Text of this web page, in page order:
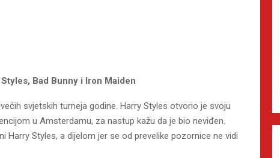
Bad Bunny i Iron Maiden
svjetskih turneja godine. Harry Styles otvorio je svoju
u Amsterdamu, za nastup kažu da je bio neviđen.
Harry Styles, a dijelom jer se od prevelike pozornice ne vidi